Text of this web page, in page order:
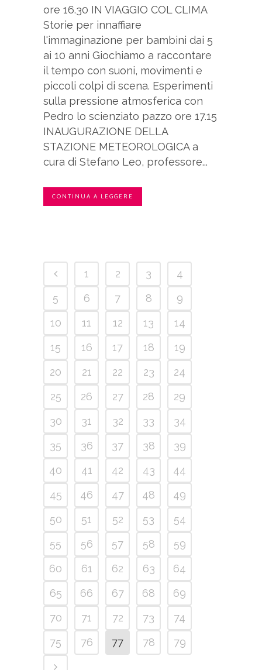
ore 16.30 IN VIAGGIO COL CLIMA
Storie per innaffiare
l'immaginazione per bambini dai 5
ai 10 anni Giochiamo a raccontare
il tempo con suoni, movimenti e
piccoli colpi di scena. Esperimenti
sulla pressione atmosferica con
Pedro lo scienziato pazzo ore 17.15
INAUGURAZIONE DELLA
STAZIONE METEOROLOGICA a
cura di Stefano Leo, professore...
CONTINUA A LEGGERE
1 2 3
4
5
6 7 8
9
10
11 12 13
14
15
16 17 18
19
20
21 22 23
24
25
26 27 28
29
30
31 32 33
34
35
36 37 38
39
40
41 42 43
44
45
46 47 48
49
50
51 52 53
54
55
56 57 58
59
60
61 62 63
64
65
66 67 68
69
70
71 72 73
74
75
76 77 78 79